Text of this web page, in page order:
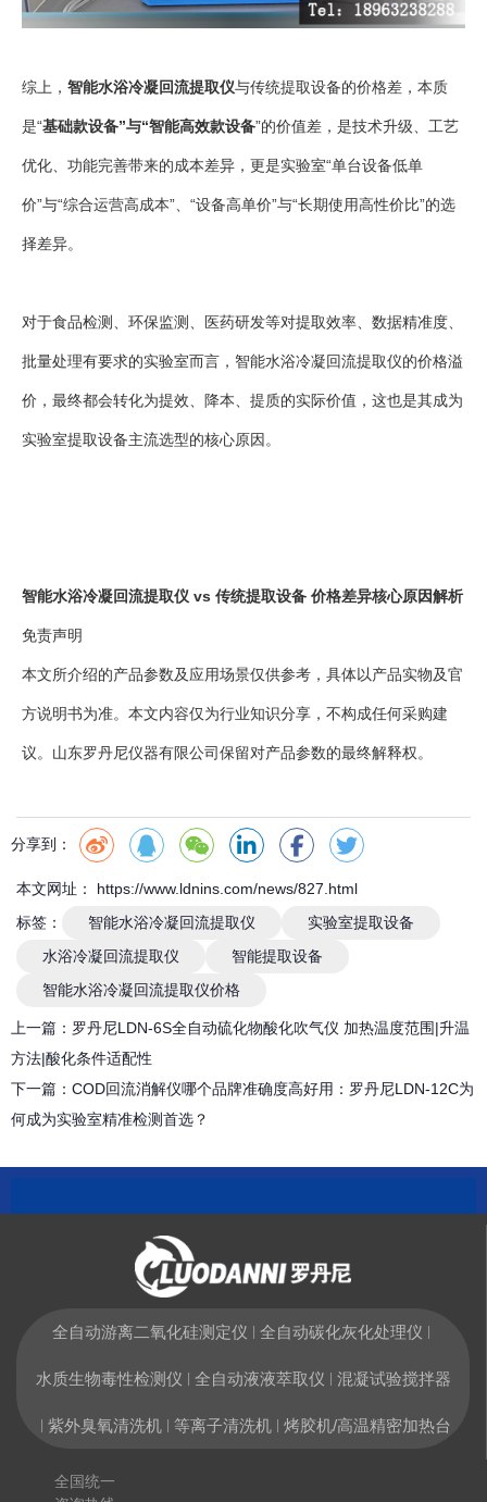
综上， 智能水浴冷凝回流提取仪与传统提取设备的价格差，本质
是“基础款设备”与“智能高效款设备”的价值差，是技术升级、工艺
优化、功能完善带来的成本差异，更是实验室“单台设备低单
价”与“综合运营高成本”、“设备高单价”与“长期使用高性价比”的选
择差异。
对于食品检测、环保监测、医药研发等对提取效率、数据精准度、
批量处理有要求的实验室而言，智能水浴冷凝回流提取仪的价格溢
价，最终都会转化为提效、降本、提质的实际价值，这也是其成为
实验室提取设备主流选型的核心原因。
智能水浴冷凝回流提取仪 vs 传统提取设备 价格差异核心原因解析
免责声明
本文所介绍的产品参数及应用场景仅供参考，具体以产品实物及官
方说明书为准。本文内容仅为行业知识分享，不构成任何采购建
议。山东罗丹尼仪器有限公司保留对产品参数的最终解释权。
分享到：
本文网址： https://www.ldnins.com/news/827.html
标签：
智能水浴冷凝回流提取仪
实验室提取设备
水浴冷凝回流提取仪
智能提取设备
智能水浴冷凝回流提取仪价格
上一篇： 罗丹尼LDN-6S全自动硫化物酸化吹气仪 加热温度范围|升温
方法|酸化条件适配性
下一篇： COD回流消解仪哪个品牌准确度高好用：罗丹尼LDN-12C为
何成为实验室精准检测首选？
全自动游离二氧化硅测定仪 | 全自动碳化灰化处理仪 |
水质生物毒性检测仪 | 全自动液液萃取仪 | 混凝试验搅拌器
| 紫外臭氧清洗机 | 等离子清洗机 | 烤胶机/高温精密加热台
全国统一